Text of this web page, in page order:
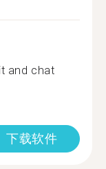
and chat
下载软件